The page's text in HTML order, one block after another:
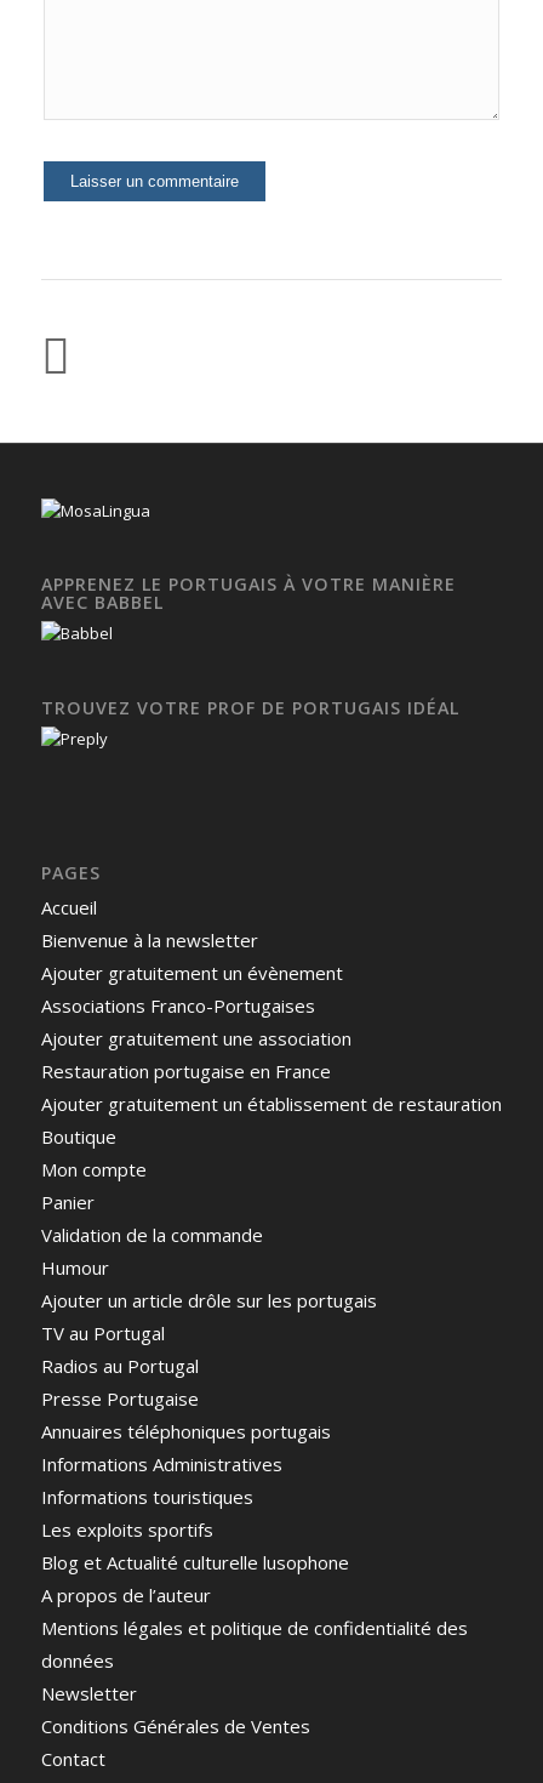
APPRENEZ LE PORTUGAIS À VOTRE MANIÈRE
AVEC BABBEL
TROUVEZ VOTRE PROF DE PORTUGAIS IDÉAL
PAGES
Accueil
Bienvenue à la newsletter
Ajouter gratuitement un évènement
Associations Franco-Portugaises
Ajouter gratuitement une association
Restauration portugaise en France
Ajouter gratuitement un établissement de restauration
Boutique
Mon compte
Panier
Validation de la commande
Humour
Ajouter un article drôle sur les portugais
TV au Portugal
Radios au Portugal
Presse Portugaise
Annuaires téléphoniques portugais
Informations Administratives
Informations touristiques
Les exploits sportifs
Blog et Actualité culturelle lusophone
A propos de l’auteur
Mentions légales et politique de confidentialité des
données
Newsletter
Conditions Générales de Ventes
Contact